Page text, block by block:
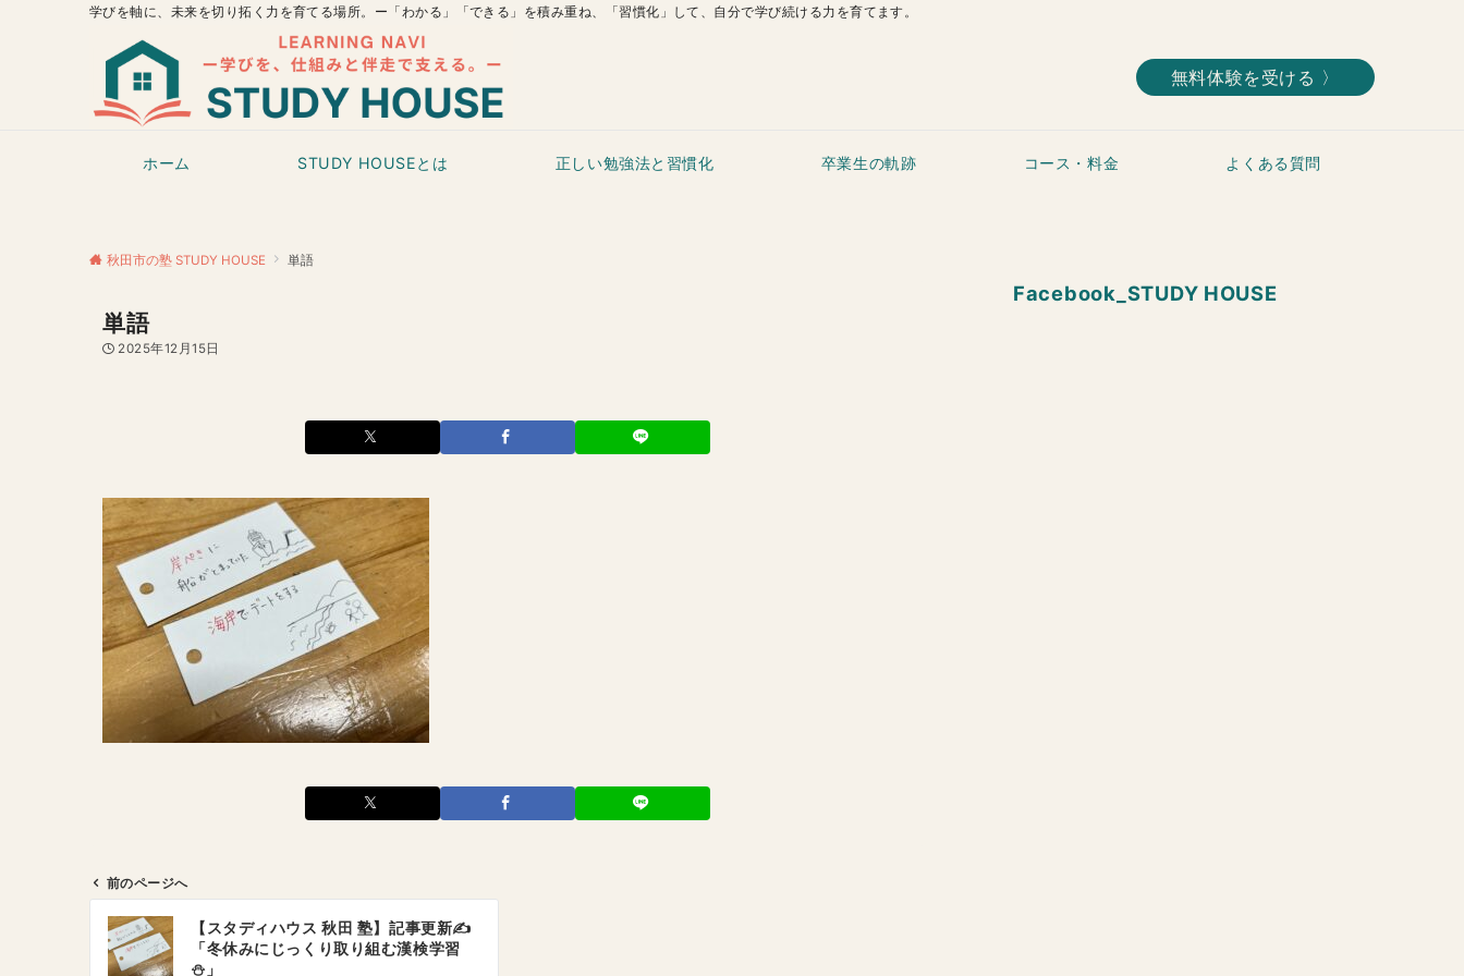
学びを軸に、未来を切り拓く力を育てる場所。ー「わかる」「できる」を積み重ね、「習慣化」して、自分で学び続ける力を育てます。
無料体験を受ける 〉
ホーム STUDY HOUSEとは 正しい勉強法と習慣化 卒業生の軌跡 コース・料金 よくある質問
秋田市の塾 STUDY HOUSE 単語
単語
2025年12月15日
前のページへ
【スタディハウス 秋田 塾】記事更新✍️
「冬休みにじっくり取り組む漢検学習
⛄️」
Facebook_STUDY HOUSE